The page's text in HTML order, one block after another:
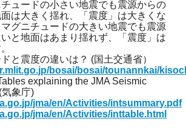
ュードの小さい地震でも震源からの
は大きく揺れ、「震度」は大きくな
グニチュードの大きい地震でも震源
と地面はあまり揺れず、「震度」は
と震度の違いは？ (国土交通省）
bosai/bosai/tounannkai/
explaining the JMA Seismic
気象庁)
jma/en/Activities/intsummary.pdf
jma/en/Activities/inttable.html